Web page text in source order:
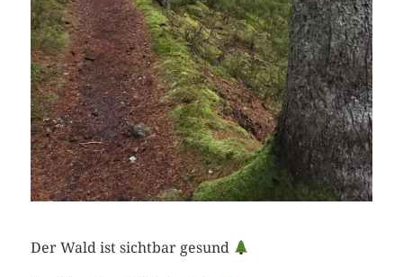
Der Wald ist sichtbar gesund